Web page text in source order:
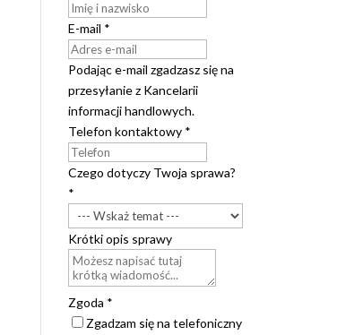
E-mail *
Podając e-mail zgadzasz się na
przesyłanie z Kancelarii
informacji handlowych.
Telefon kontaktowy *
Czego dotyczy Twoja sprawa?
*
Krótki opis sprawy
Zgoda *
Zgadzam się na telefoniczny